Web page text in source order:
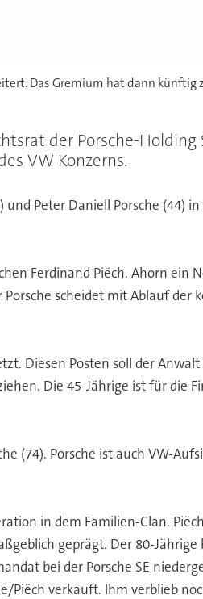
Das Gremium hat dann künftig
der Porsche-
VW Konzerns.
Peter Daniell Porsche (44)
Ferdinand Piëch. Ahorn ein
scheidet mit Ablauf der
Diesen Posten soll der
Die 45-Jährige ist für die
(74). Porsche ist auch VW-
in dem Familien-Clan.
geprägt. Der 80-
bei der Porsche SE
Piëch verkauft. Ihm verblieb